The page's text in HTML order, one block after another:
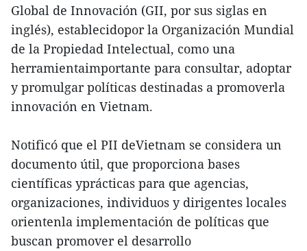
Global de Innovación (GII, por sus siglas en
inglés), establecidopor la Organización Mundial
de la Propiedad Intelectual, como una
herramientaimportante para consultar, adoptar
y promulgar políticas destinadas a promoverla
innovación en Vietnam.
Notificó que el PII deVietnam se considera un
documento útil, que proporciona bases
científicas yprácticas para que agencias,
organizaciones, individuos y dirigentes locales
orientenla implementación de políticas que
buscan promover el desarrollo